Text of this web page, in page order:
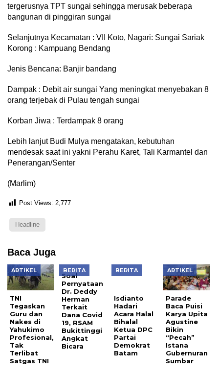
tergerusnya TPT sungai sehingga merusak beberapa
bangunan di pinggiran sungai
Selanjutnya Kecamatan : VII Koto, Nagari: Sungai Sariak
Korong : Kampuang Bendang
Jenis Bencana: Banjir bandang
Dampak : Debit air sungai Yang meningkat menyebakan 8
orang terjebak di Pulau tengah sungai
Korban Jiwa : Terdampak 8 orang
Lebih lanjut Budi Mulya mengatakan, kebutuhan
mendesak saat ini yakni Perahu Karet, Tali Karmantel dan
Penerangan/Senter
(Marlim)
Post Views: 2,777
Headline
Baca Juga
ARTIKEL
TNI
Tegaskan
Guru dan
Nakes di
Yahukimo
Profesional,
Tak
Terlibat
Satgas TNI
BERITA
Soal
Pernyataan
Dr. Deddy
Herman
Terkait
Dana Covid
19, RSAM
Bukittinggi
Angkat
Bicara
BERITA
Isdianto
Bihalal
Ketua DPC
Partai
Demokrat
Batam
ARTIKEL
Parade
Baca Puisi
Karya Upita
Agustine
Bikin
“Pecah”
Istana
Gubernuran
Sumbar